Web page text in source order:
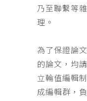
乃至聯繫等
理。
為了保證論
的論文，均
立輪值編輯
成編輯群，